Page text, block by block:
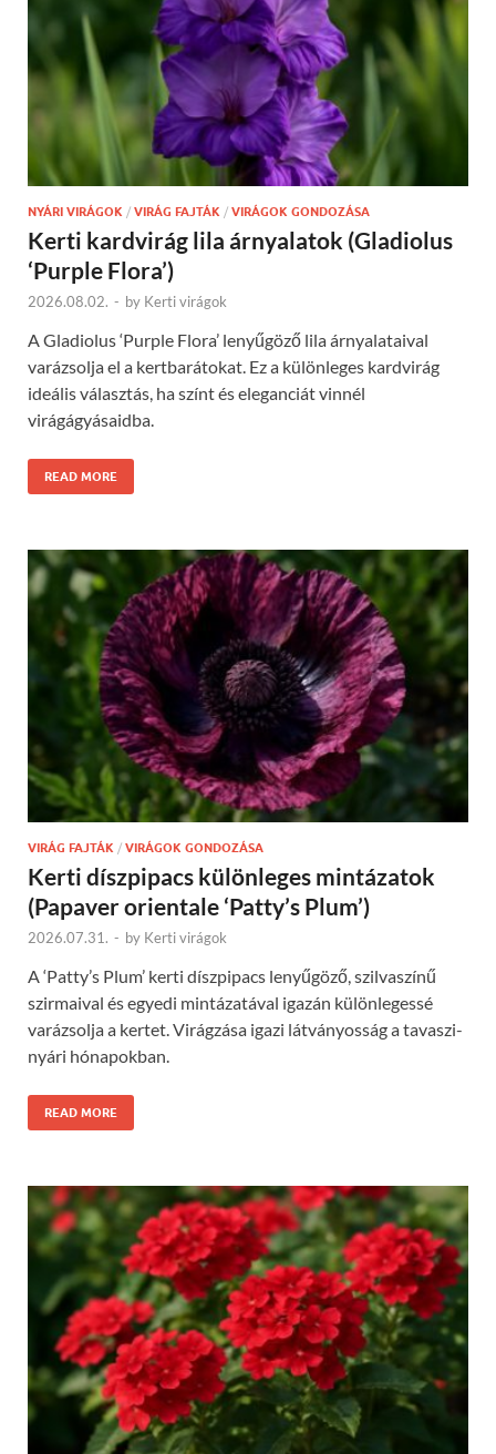
NYÁRI VIRÁGOK / VIRÁG FAJTÁK / VIRÁGOK GONDOZÁSA
Kerti kardvirág lila árnyalatok (Gladiolus
‘Purple Flora’)
2026.08.02. - by Kerti virágok
A Gladiolus ‘Purple Flora’ lenyűgöző lila árnyalataival
varázsolja el a kertbarátokat. Ez a különleges kardvirág
ideális választás, ha színt és eleganciát vinnél
virágágyásaidba.
READ MORE
VIRÁG FAJTÁK / VIRÁGOK GONDOZÁSA
Kerti díszpipacs különleges mintázatok
(Papaver orientale ‘Patty’s Plum’)
2026.07.31. - by Kerti virágok
A ‘Patty’s Plum’ kerti díszpipacs lenyűgöző, szilvaszínű
szirmaival és egyedi mintázatával igazán különlegessé
varázsolja a kertet. Virágzása igazi látványosság a tavaszi-
nyári hónapokban.
READ MORE